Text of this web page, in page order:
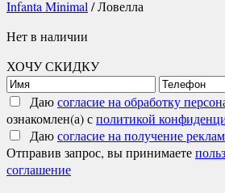
Infanta Minimal / Ловелла
Нет в наличии
ХОЧУ СКИДКУ
Даюсогласие на обработку
ознакомлен(а) сполитикой
Даюсогласие на получение
Отправив запрос, вы принимаете
соглашение